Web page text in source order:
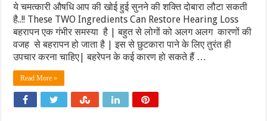
ये चमत्कारी औषधि आप की खोई हुई सुनने की शक्ति दोबारा लौटा सकती
है..!! These TWO Ingredients Can Restore Hearing Loss
बहरापन एक गंभीर समस्या है | बहुत से लोगों को अलग अलग कारणों की
वजह से बहरापन हो जाता है | इस से छुटकारा पाने के लिए तुरंत ही
उपचार करना चाहिए| बहरेपन के कई कारण हो सकते हैं …
Read More »